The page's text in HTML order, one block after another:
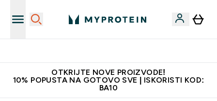
OTKRIJTE NOVE PROIZVODE!
10% POPUSTA NA GOTOVO SVE | ISKORISTI KOD:
BA10